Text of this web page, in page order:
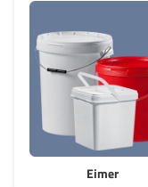
Eimer